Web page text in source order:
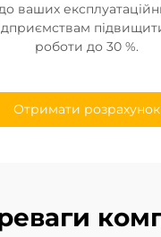
ваших
роботи до 30 %.
Отримати розрахунок